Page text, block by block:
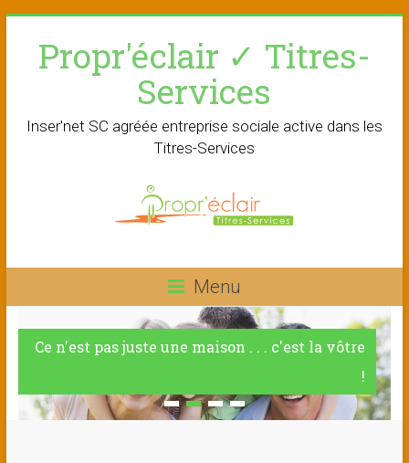
contentPropr'éclair ✓ Titres-
Services
Inser'net SC agréée entreprise sociale active dans les
Titres-Services
Menu
Ce n'est pas juste une maison . . . c'est la vôtre
!